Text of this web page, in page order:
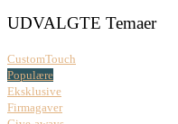
UDVALGTE Temaer
CustomTouch
Populære
Eksklusive
Firmagaver